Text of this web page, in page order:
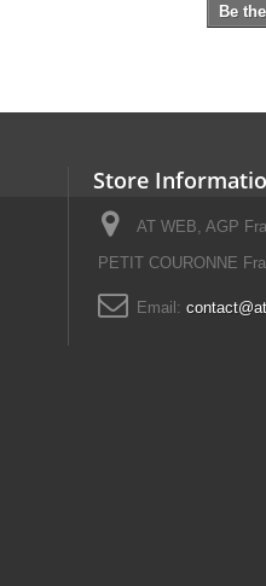
Be
Store
AT WEB, AGP
PETIT COURONNE
Email: